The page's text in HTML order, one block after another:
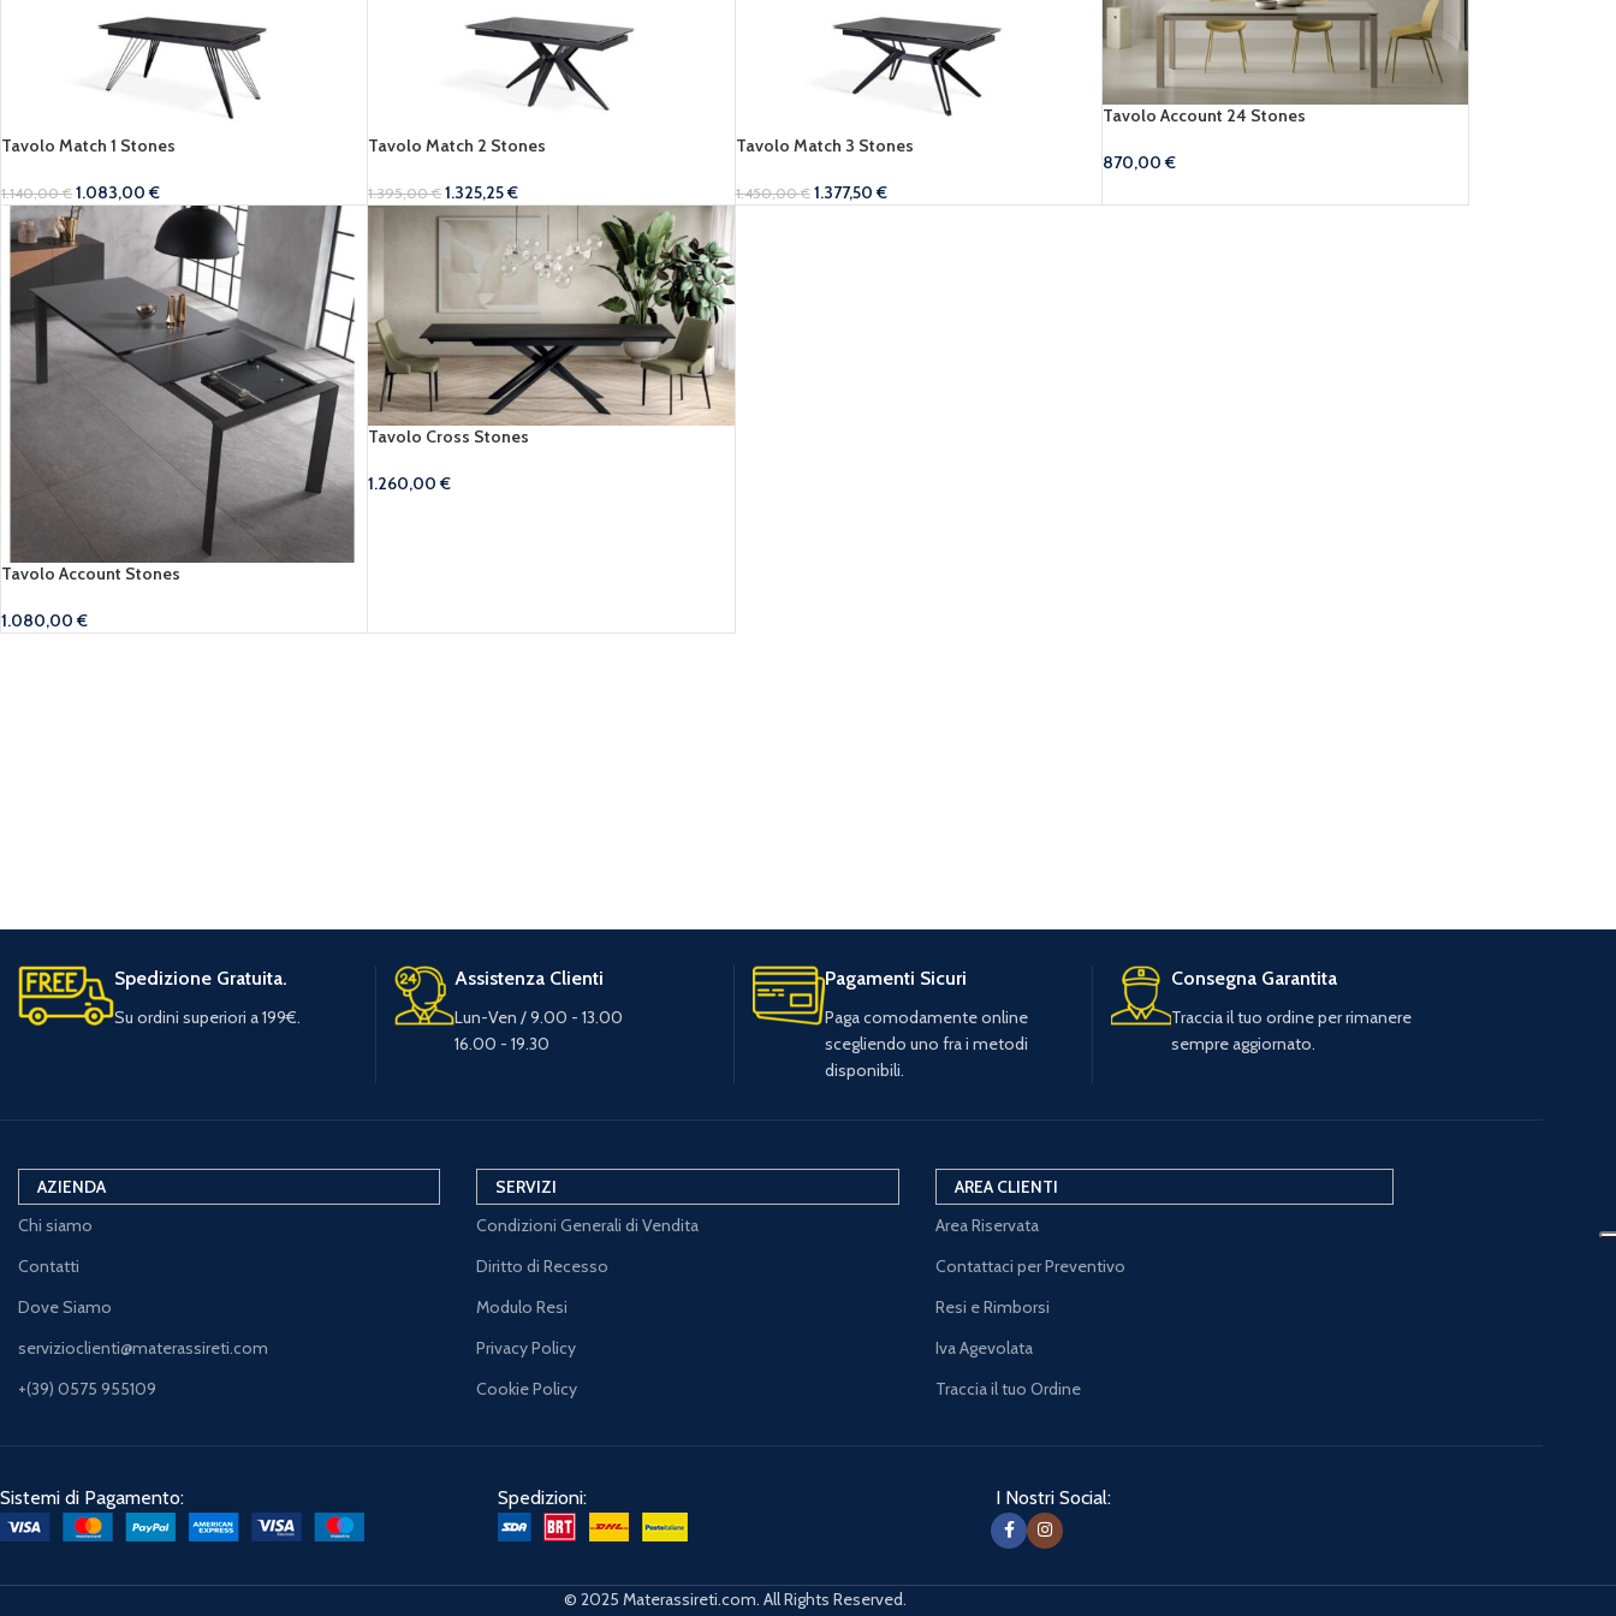
Tavolo Match 1 Stones
1.140,00€ 1.083,00€
Tavolo Match 2 Stones
1.395,00€ 1.325,25€
Tavolo Match 3 Stones
1.450,00€ 1.377,50€
Tavolo Account 24 Stones
870,00€
Tavolo Account Stones
1.080,00€
Tavolo Cross Stones
1.260,00€
Spedizione Gratuita.
Su ordini superiori a 199€.
Assistenza Clienti
Lun-Ven / 9.00 - 13.00
16.00 - 19.30
Pagamenti Sicuri
Paga comodamente online
scegliendo uno fra i metodi
disponibili.
Consegna Garantita
Traccia il tuo ordine per rimanere
sempre aggiornato.
AZIENDA
Chi siamo
Contatti
Dove Siamo
servizioclienti@materassireti.com
+(39) 0575 955109
SERVIZI
Condizioni Generali di Vendita
Diritto di Recesso
Modulo Resi
Privacy Policy
Cookie Policy
AREA CLIENTI
Area Riservata
Contattaci per Preventivo
Resi e Rimborsi
Iva Agevolata
Traccia il tuo Ordine
Sistemi di Pagamento: Spedizioni: I Nostri Social:
© 2025 Materassireti.com. All Rights Reserved.